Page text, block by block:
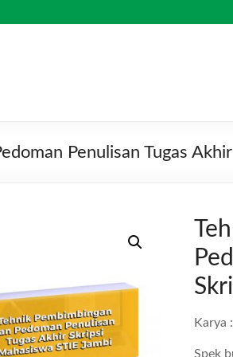
Penulisan Tugas
Karya
Spek